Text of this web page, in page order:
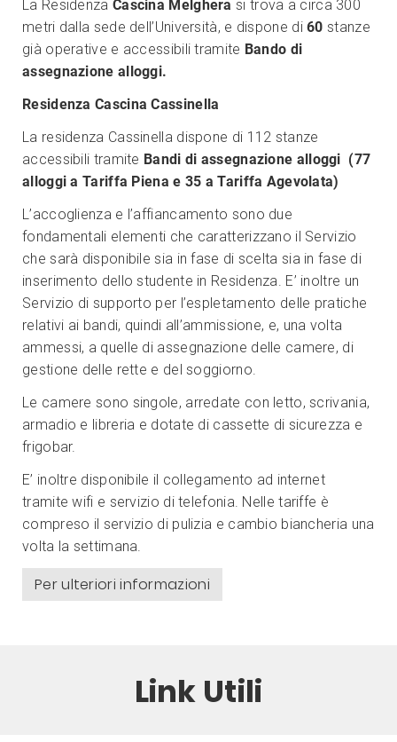
La Residenza Cascina Melghera si trova a circa 300
metri dalla sede dell’Università, e dispone di60stanze
già operative e accessibili tramite Bando di
assegnazione alloggi.
Residenza Cascina Cassinella
La residenza Cassinella dispone di 112 stanze
accessibili tramite Bandi di assegnazione alloggi (77
alloggi a Tariffa Piena e 35 a Tariffa Agevolata)
L’accoglienza e l’affiancamento sono due
fondamentali elementi che caratterizzano il Servizio
che sarà disponibile sia in fase di scelta sia in fase di
inserimento dello studente in Residenza. E’ inoltre un
Servizio di supporto per l’espletamento delle pratiche
relativi ai bandi, quindi all’ammissione, e, una volta
ammessi, a quelle di assegnazione delle camere, di
gestione delle rette e del soggiorno.
Le camere sono singole, arredate con letto, scrivania,
armadio e libreria e dotate di cassette di sicurezza e
frigobar.
E’ inoltre disponibile il collegamento ad internet
tramite wifi e servizio di telefonia. Nelle tariffe è
compreso il servizio di pulizia e cambio biancheria una
volta la settimana.
Per ulteriori informazioni
Link Utili